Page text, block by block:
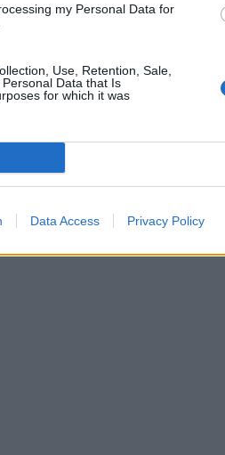
my Personal Data for
Use, Retention, Sale,
Data that Is
for which it was
Data Access Privacy Policy
wielkość pięści”.
i Mazury
czwartek dachy budynków w
pożarna. W całym regionie
o zdarzeniach związanych z
wskutek przewrócenia się